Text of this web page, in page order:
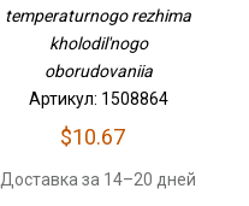
temperaturnogo rezhima
kholodil'nogo
oborudovaniia
Артикул: 1508864
$10.67
Доставка за 14–20 дней